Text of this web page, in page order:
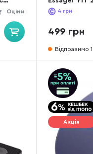
Оціни
Magnectic
4грн
499 грн
Відправимо
Акція